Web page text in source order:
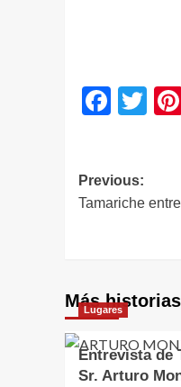
de
Previous:
Tamariche
Más historias
Lugares
Entrevista de
Sr. Arturo